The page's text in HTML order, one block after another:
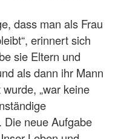
dass man als Frau
erinnert sich
sie Eltern und
als dann ihr Mann
„war keine
Die neue Aufgabe